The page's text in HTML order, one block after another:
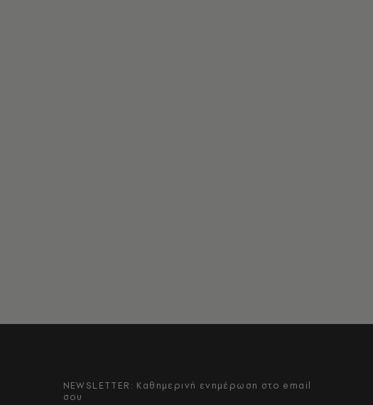
NEWSLETTER: Καθημερινή ενημέρωση στο email
σου